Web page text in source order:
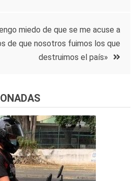
miedo de que se me acuse a
de que nosotros fuimos los que
destruimos el país»